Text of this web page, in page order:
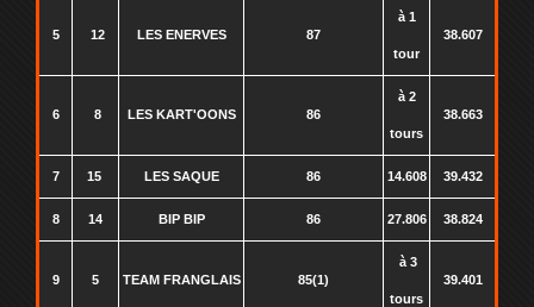
5 12 LES ENERVES 87
à 1
tour
38.607
6 8 LES KART'OONS 86
à 2
tours
38.663
7 15 LES SAQUE 86 14.608 39.432
8 14 BIP BIP 86 27.806 38.824
9 5 TEAM FRANGLAIS 85(1)
à 3
tours
39.401